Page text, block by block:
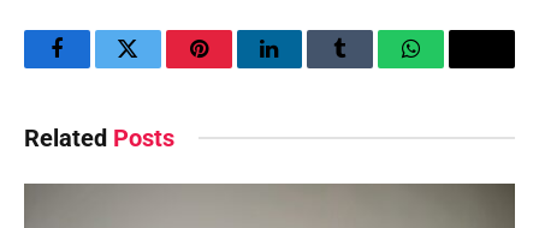
FacebookTwitter PinterestLinkedInTumblr WhatsAppEmail
Related Posts